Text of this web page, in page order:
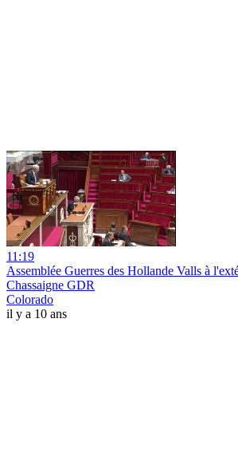
11:19
Assemblée Guerres des Hollande Valls à
Chassaigne GDR
Colorado
il y a 10 ans